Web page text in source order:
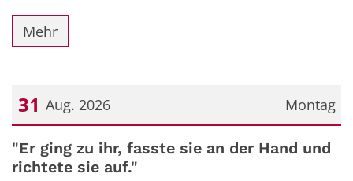
Mehr
Montag
31 Aug. 2026
Datum: 31. August 2026
"Er ging zu ihr, fasste sie an der Hand und
richtete sie auf."